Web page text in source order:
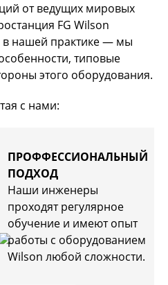
от ведущих мировых
FG Wilson
в нашей практике — мы
типовые
этого оборудования.
с нами:
ПРОФФЕССИОНАЛЬНЫЙ
ПОДХОД
Наши инженеры
проходят регулярное
обучение и имеют опыт
работы с оборудованием
Wilson любой сложности.